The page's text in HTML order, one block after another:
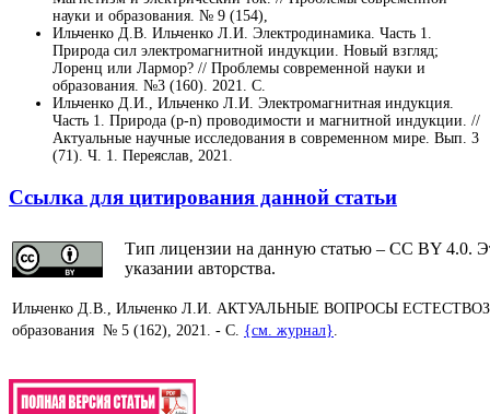
науки и образования. № 9 (154),
Ильченко Д.В. Ильченко Л.И. Электродинамика. Часть 1.
Природа сил электромагнитной индукции. Новый взгляд;
Лоренц или Лармор? // Проблемы современной науки и
образования. №3 (160). 2021. С.
Ильченко Д.И., Ильченко Л.И. Электромагнитная индукция.
Часть 1. Природа (p-n) проводимости и магнитной индукции. //
Актуальные научные исследования в современном мире. Вып. 3
(71). Ч. 1. Переяслав, 2021.
Ссылка для цитирования данной статьи
Тип лицензии на данную статью – CC BY 4.0.
указании авторства.
Ильченко Д.В., Ильченко Л.И. АКТУАЛЬНЫЕ ВОПРОСЫ
образования № 5 (162), 2021. - С. {см. журнал}.